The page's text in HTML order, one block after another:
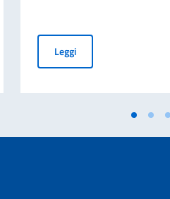
del massacro di Pharrajimos e
LeggiVisita